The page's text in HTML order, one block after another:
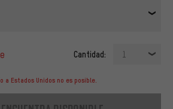
Cantidad: 1
a Estados Unidos no es posible.